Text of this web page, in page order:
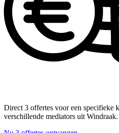
Direct 3 offertes voor een specifieke
verschillende mediators uit Windraak.